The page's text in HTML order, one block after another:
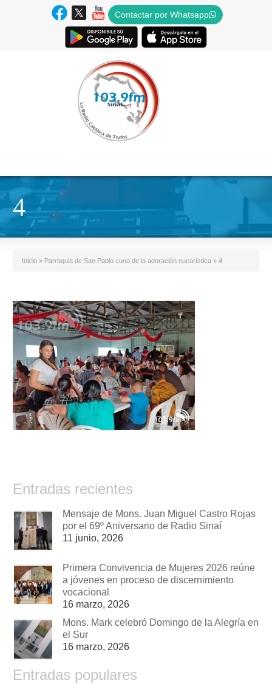
Contactar por Whatsapp
4
Inicio » Parroquia de San Pablo cuna de la adoración eucarística » 4
Entradas recientes
Mensaje de Mons. Juan Miguel Castro Rojas
por el 69º Aniversario de Radio Sinaí
11 junio, 2026
Primera Convivencia de Mujeres 2026 reúne
a jóvenes en proceso de discernimiento
vocacional
16 marzo, 2026
Mons. Mark celebró Domingo de la Alegría en
el Sur
16 marzo, 2026
Entradas populares